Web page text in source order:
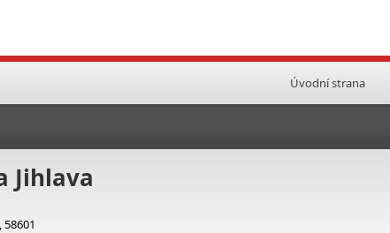
Úvodní strana
Jihlava